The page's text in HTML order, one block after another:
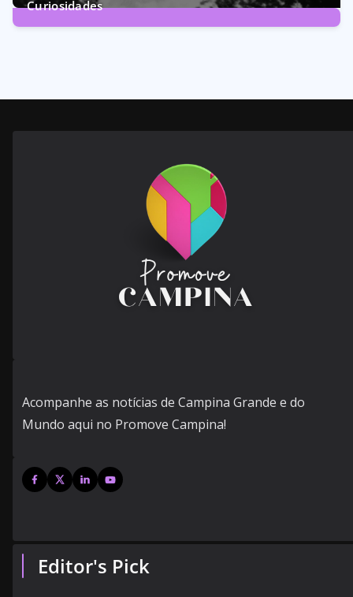
Curiosidades
Acompanhe as notícias de Campina Grande e do
Mundo aqui no Promove Campina!
Editor's Pick